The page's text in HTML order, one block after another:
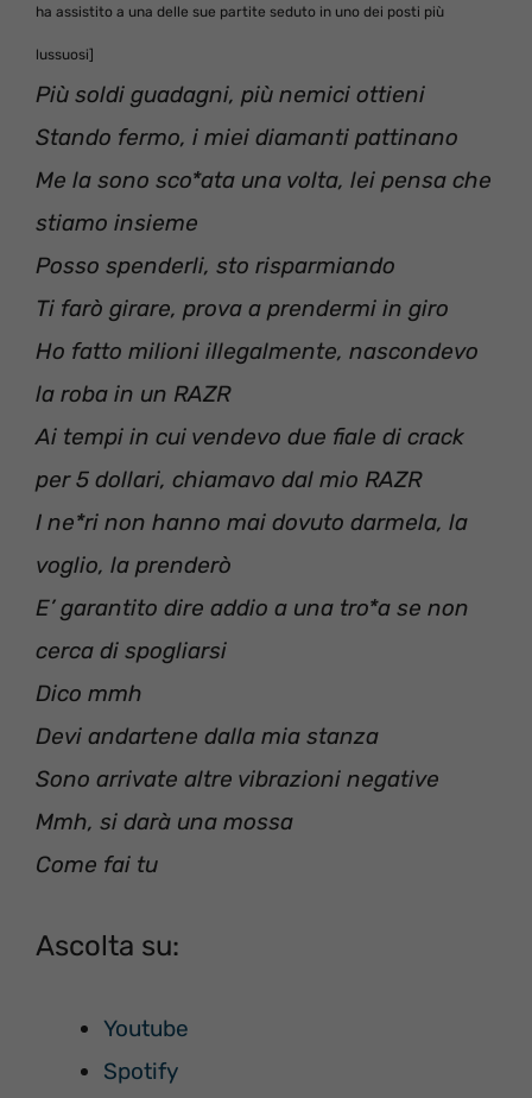
ha assistito a una delle sue partite seduto in uno dei posti più
lussuosi]
Più soldi guadagni, più nemici ottieni
Stando fermo, i miei diamanti pattinano
Me la sono sco*ata una volta, lei pensa che
stiamo insieme
Posso spenderli, sto risparmiando
Ti farò girare, prova a prendermi in giro
Ho fatto milioni illegalmente, nascondevo
la roba in un RAZR
Ai tempi in cui vendevo due fiale di crack
per 5 dollari, chiamavo dal mio RAZR
I ne*ri non hanno mai dovuto darmela, la
voglio, la prenderò
E’ garantito dire addio a una tro*a se non
cerca di spogliarsi
Dico mmh
Devi andartene dalla mia stanza
Sono arrivate altre vibrazioni negative
Mmh, si darà una mossa
Come fai tu
Ascolta su:
Youtube
Spotify